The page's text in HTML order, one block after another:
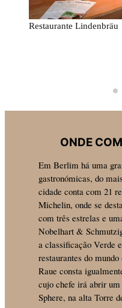
Restaurante Zur Letzten
ONDE
Em Berlim há uma
gastronómicas, do
cidade conta com 21
Michelin, onde se
com três estrelas e
Nobelhart &
a classificação Verde
restaurantes do
Raue consta
cujo chefe irá abrir um
Sphere, na alta Torre